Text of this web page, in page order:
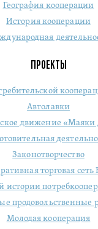
География кооперации
История кооперации
ПРОЕКТЫ
Автолавки
движение
Законотворчество
торговая
истории
продовольственные
Молодая кооперация